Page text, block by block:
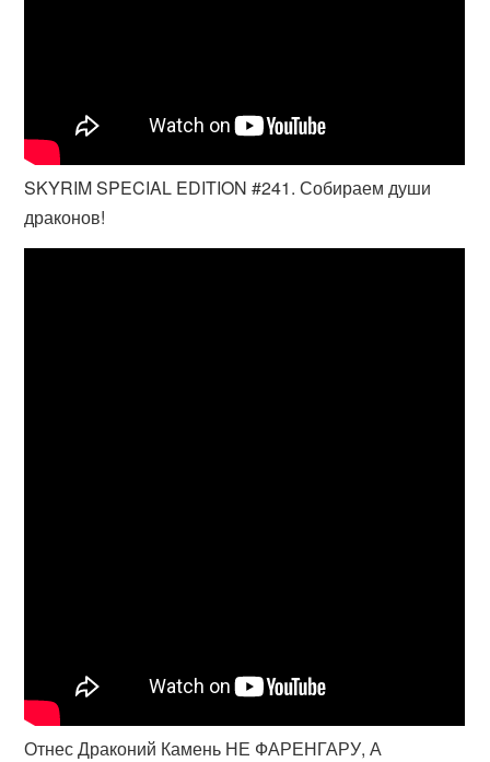
SKYRIM SPECIAL EDITION #241. Собираем души
драконов!
Отнес Драконий Камень НЕ ФАРЕНГАРУ, А